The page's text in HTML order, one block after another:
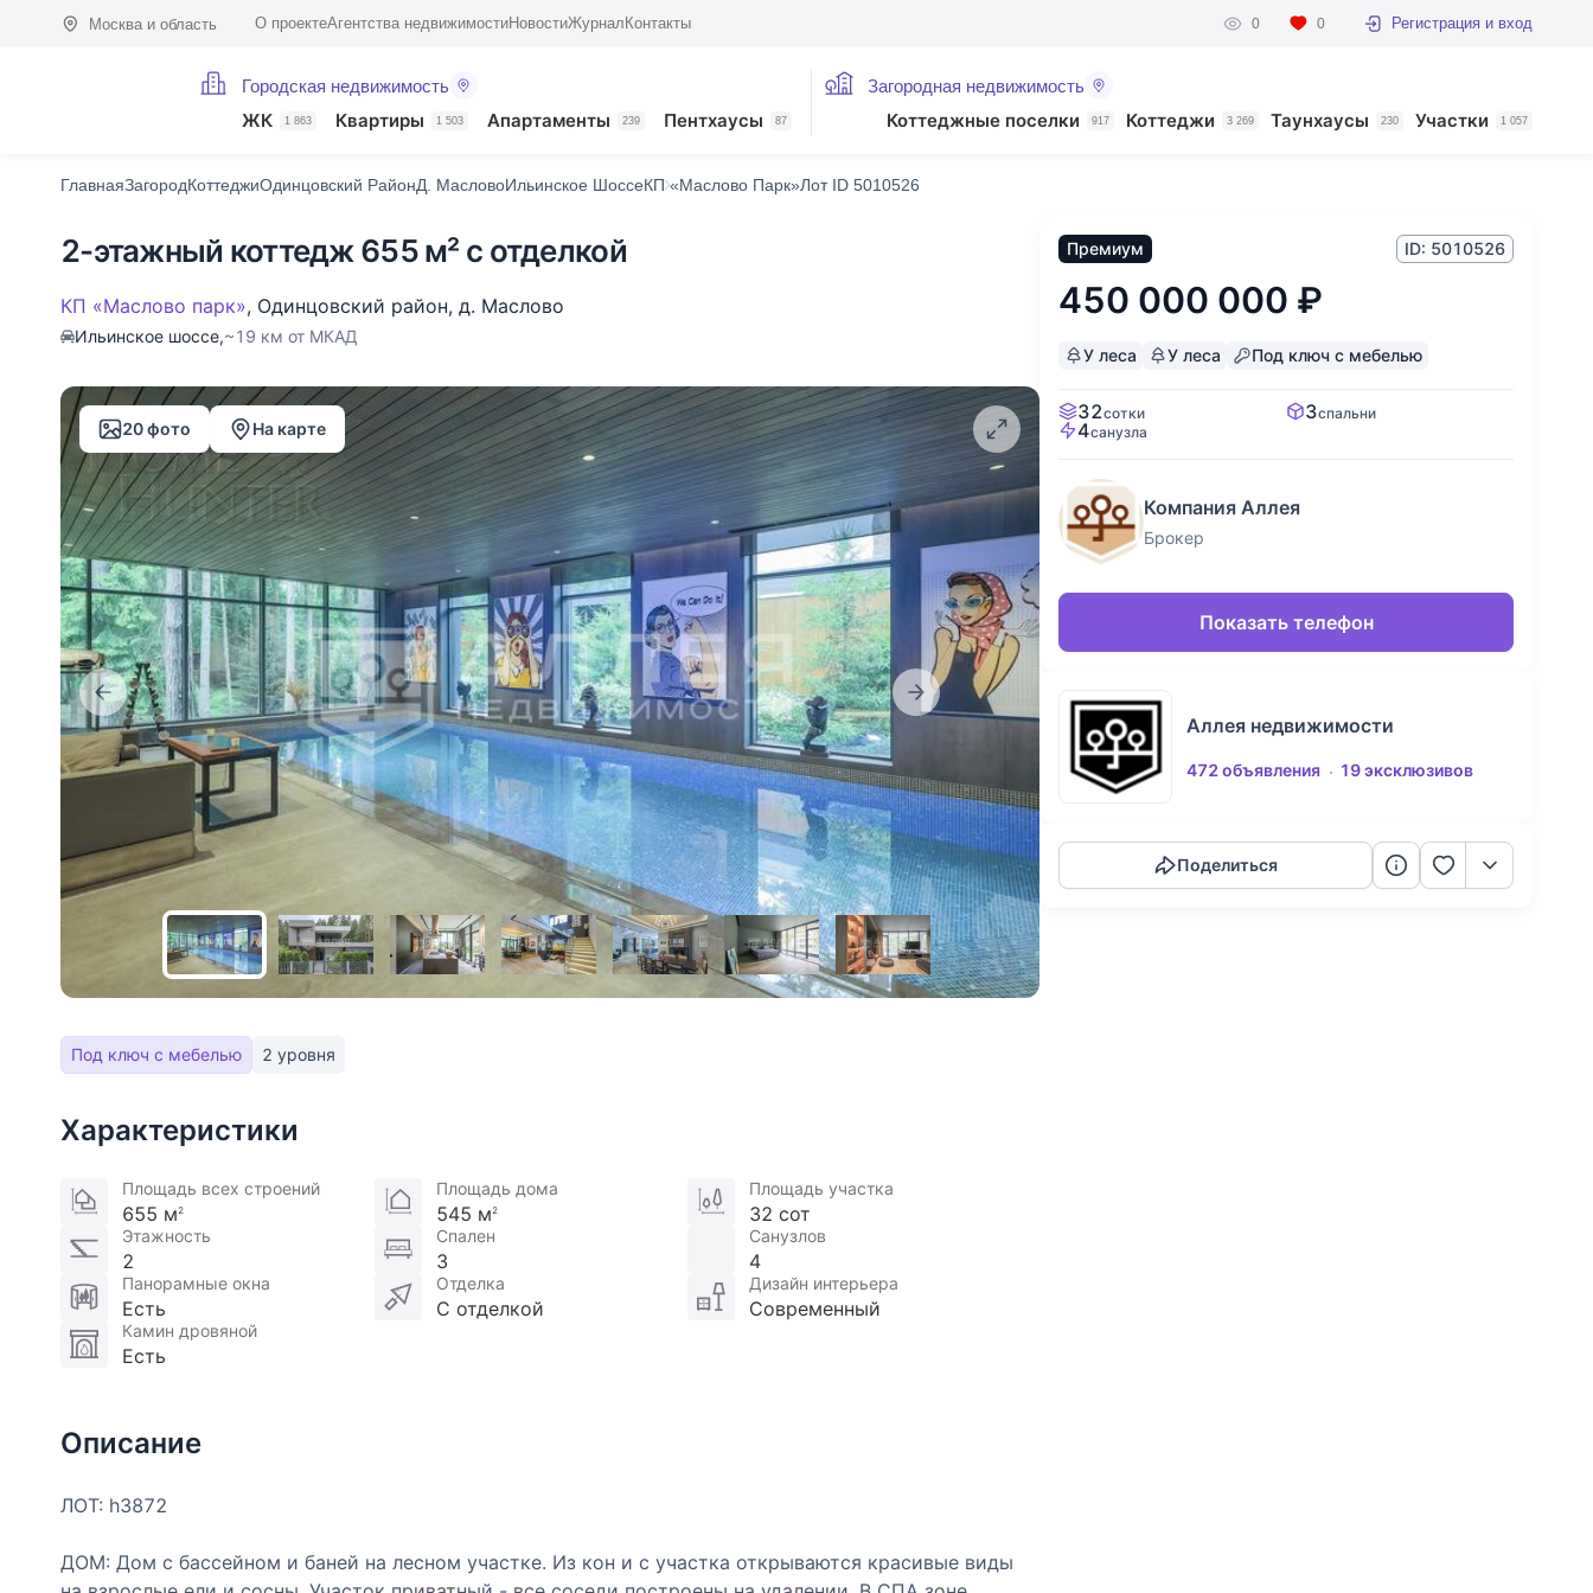
Москва и область О проектеАгентства недвижимостиНовостиЖурнал Контакты 0 0 Регистрация и вход
Городская недвижимость
ЖК 1 863 Квартиры 1 503 Апартаменты 239 Пентхаусы 87
Загородная недвижимость
Коттеджные поселки 917 Коттеджи 3 269 Таунхаусы 230 Участки 1 057
ГлавнаяЗагородКоттеджиОдинцовский РайонД. МасловоИльинское ШоссеКП «Маслово Парк»Лот ID 5010526
2-этажный коттедж 655 м² с отделкой
КП «Маслово парк», Одинцовский район, д. Маслово
Ильинское шоссе,~19 км от МКАД
20 фото На карте
Под ключ с мебелью 2 уровня
Характеристики
Площадь всех строений
655 м 2
Площадь дома
545 м 2
Площадь участка
32 сот
Этажность
2
Спален
3
Санузлов
4
Панорамные окна
Есть
Отделка
С отделкой
Дизайн интерьера
Современный
Камин дровяной
Есть
Описание
ЛОТ: h3872
ДОМ: Дом с бассейном и баней на лесном участке. Из кон и с участка открываются красивые виды
Премиум ID: 5010526
450 000 000 ₽
У леса У леса Под ключ с мебелью
32сотки 3спальни
4санузла
Компания Аллея
Брокер
Показать телефон
Аллея недвижимости
472 объявления 19 эксклюзивов
Поделиться
ХарактеристикиОписаниеО поселкеНа карте